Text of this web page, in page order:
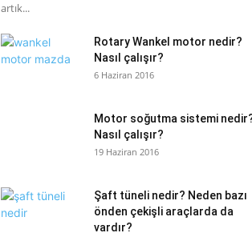
artık...
Rotary Wankel motor nedir?
Nasıl çalışır?
6 Haziran 2016
Motor soğutma sistemi
Nasıl çalışır?
19 Haziran 2016
Şaft tüneli nedir? Neden bazı
önden çekişli araçlarda da
vardır?